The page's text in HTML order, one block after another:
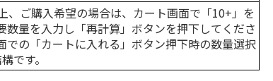
、ご購入希望の場合は、カート画面で「10+」を
数量を入力し「再計算」ボタンを押下してくださ
での「カートに入れる」ボタン押下時の数量選択
です。